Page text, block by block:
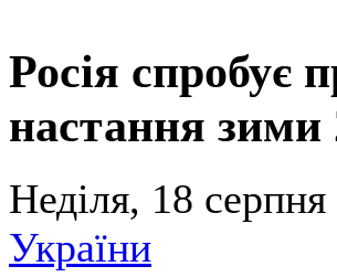
Росія спробує
настання зими
Неділя, 18
України